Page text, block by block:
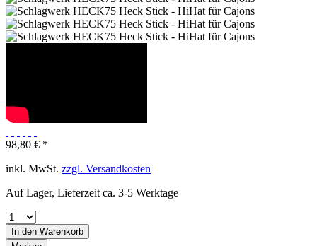
98,80 € *
inkl. MwSt. zzgl. Versandkosten
Auf Lager, Lieferzeit ca. 3-5 Werktage
In den Warenkorb